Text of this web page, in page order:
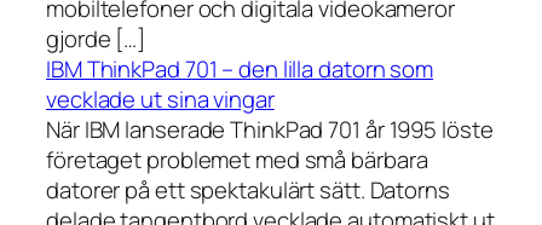
mobiltelefoner och digitala videokameror
gjorde […]
IBM ThinkPad 701 – den lilla datorn som
vecklade ut sina vingar
När IBM lanserade ThinkPad 701 år 1995 löste
företaget problemet med små bärbara
datorer på ett spektakulärt sätt. Datorns